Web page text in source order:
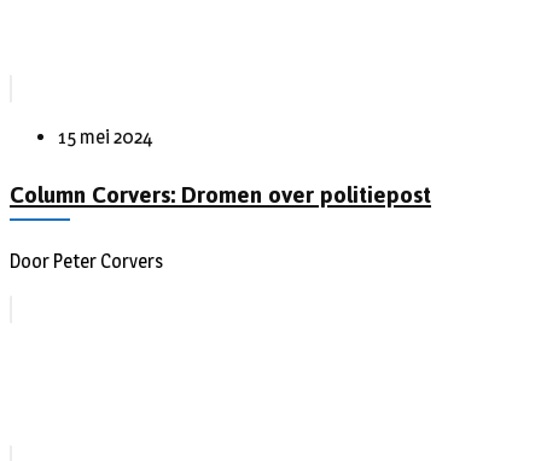
15 mei 2024
Column Corvers: Dromen over politiepost
Door Peter Corvers